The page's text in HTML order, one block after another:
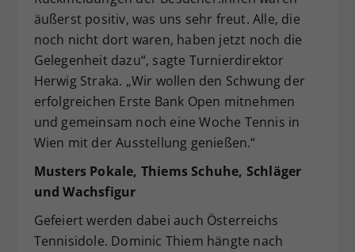
äußerst positiv, was uns sehr freut. Alle, die
noch nicht dort waren, haben jetzt noch die
Gelegenheit dazu“, sagte Turnierdirektor
Herwig Straka. „Wir wollen den Schwung der
erfolgreichen Erste Bank Open mitnehmen
und gemeinsam noch eine Woche Tennis in
Wien mit der Ausstellung genießen.“
Musters Pokale, Thiems Schuhe, Schläger
und Wachsfigur
Gefeiert werden dabei auch Österreichs
Tennisidole. Dominic Thiem hängte nach